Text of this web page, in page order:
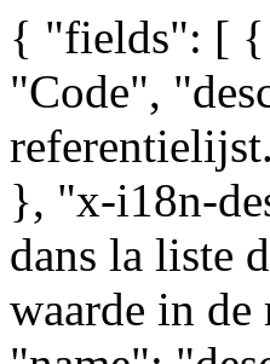
{ "fields": [ {
"Code",
}, "x-i18n-
dans la liste
waarde in